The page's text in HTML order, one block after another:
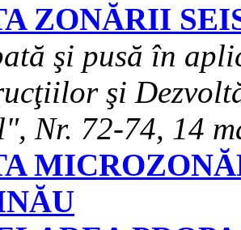
ZONĂRII
şi pusă în
şi
Nr. 72-74, 14